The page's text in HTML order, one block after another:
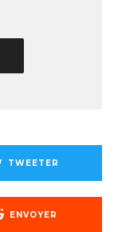
TWEETER
ENVOYER